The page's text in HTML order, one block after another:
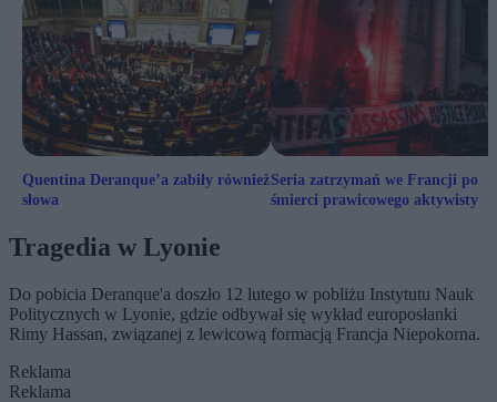
Quentina Deranque’a zabiły również
słowa
Seria zatrzymań we Francji po
śmierci prawicowego aktywisty
Tragedia w Lyonie
Do pobicia Deranque'a doszło 12 lutego w pobliżu Instytutu Nauk
Politycznych w Lyonie, gdzie odbywał się wykład europosłanki
Rimy Hassan, związanej z lewicową formacją Francja Niepokorna.
Reklama
Reklama